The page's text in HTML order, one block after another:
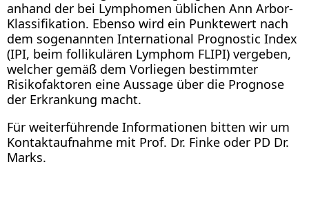
anhand der bei Lymphomen üblichen Ann Arbor-
Klassifikation. Ebenso wird ein Punktewert nach
dem sogenannten International Prognostic Index
(IPI, beim follikulären Lymphom FLIPI) vergeben,
welcher gemäß dem Vorliegen bestimmter
Risikofaktoren eine Aussage über die Prognose
der Erkrankung macht.
Für weiterführende Informationen bitten wir um
Kontaktaufnahme mit Prof. Dr. Finke oder PD Dr.
Marks.